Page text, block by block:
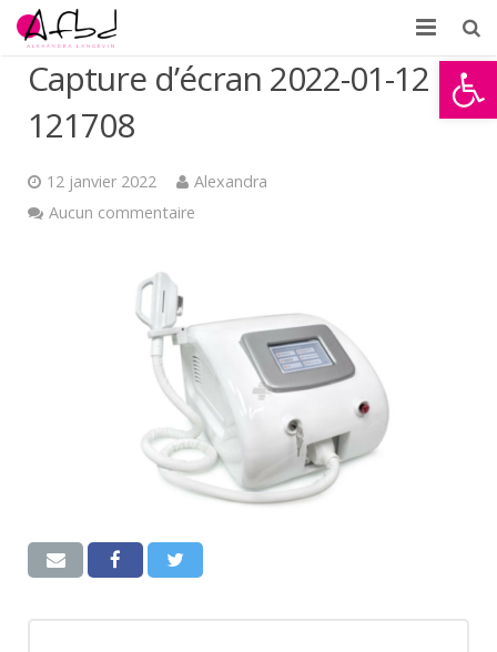
Ouvrir
Accueil
À propos
Formations
Partenaires d’AFBD
Capture d’écran 2022-01-12
121708
12 janvier 2022
Alexandra
Aucun commentaire